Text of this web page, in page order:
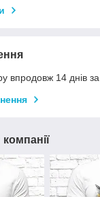
впродовж 14 днів